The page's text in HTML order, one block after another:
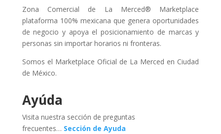
Zona Comercial de La Merced® Marketplace
plataforma 100% mexicana que genera oportunidades
de negocio y apoya el posicionamiento de marcas y
personas sin importar horarios ni fronteras.
Somos el Marketplace Oficial de La Merced en Ciudad
de México.
Ayúda
Visita nuestra sección de preguntas
frecuentes… Sección de Ayuda